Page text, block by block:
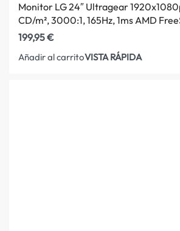
Monitor LG 24″ Ultragear
CD/m², 3000:1, 165Hz, 1ms AMD
199,95€
Añadir al carritoVISTA RÁPIDA